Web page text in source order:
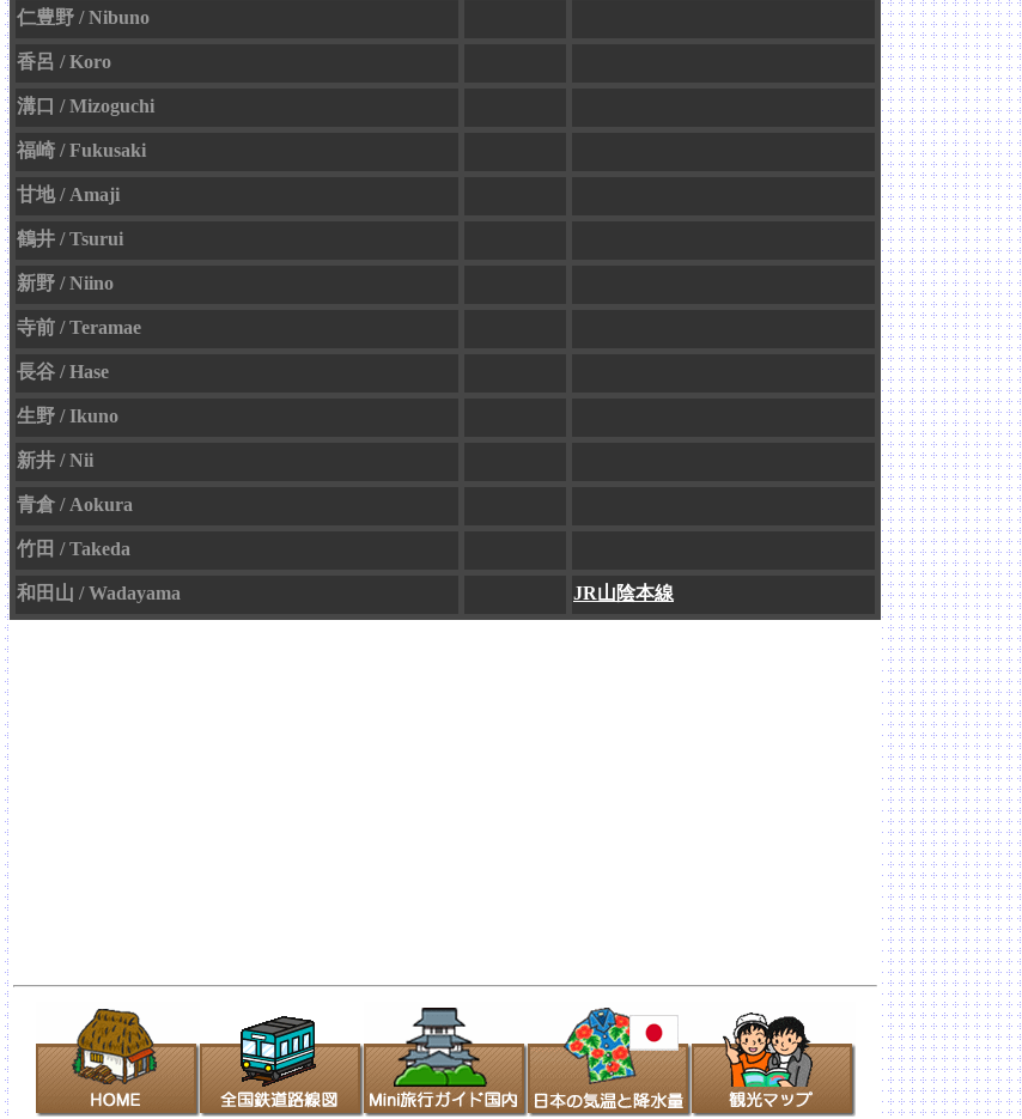
仁豊野 / Nibuno
香呂 / Koro
溝口 / Mizoguchi
福崎 / Fukusaki
甘地 / Amaji
鶴井 / Tsurui
新野 / Niino
寺前 / Teramae
長谷 / Hase
生野 / Ikuno
新井 / Nii
青倉 / Aokura
竹田 / Takeda
和田山 / Wadayama JR山陰本線